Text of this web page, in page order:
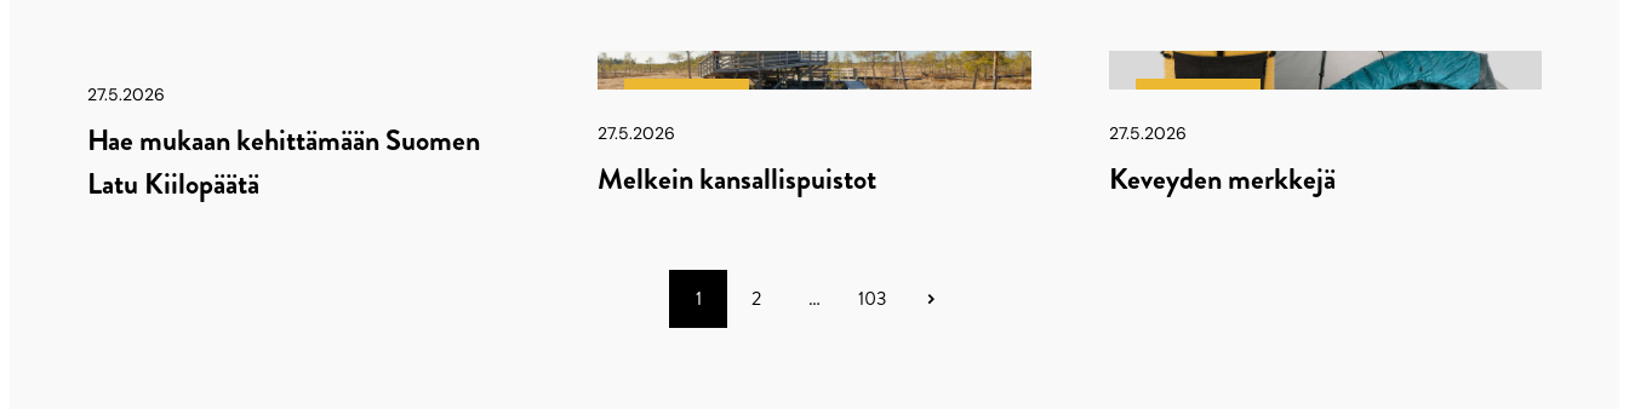
27.5.2026
Hae mukaan kehittämään Suomen
Latu Kiilopäätä
27.5.2026
Melkein kansallispuistot
27.5.2026
Keveyden merkkejä
1 2 … 103